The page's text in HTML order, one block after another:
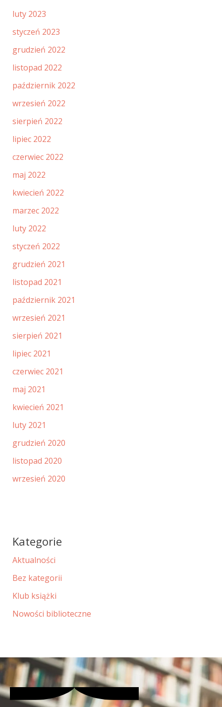
luty 2023
styczeń 2023
grudzień 2022
listopad 2022
październik 2022
wrzesień 2022
sierpień 2022
lipiec 2022
czerwiec 2022
maj 2022
kwiecień 2022
marzec 2022
luty 2022
styczeń 2022
grudzień 2021
listopad 2021
październik 2021
wrzesień 2021
sierpień 2021
lipiec 2021
czerwiec 2021
maj 2021
kwiecień 2021
luty 2021
grudzień 2020
listopad 2020
wrzesień 2020
Kategorie
Aktualności
Bez kategorii
Klub książki
Nowości biblioteczne